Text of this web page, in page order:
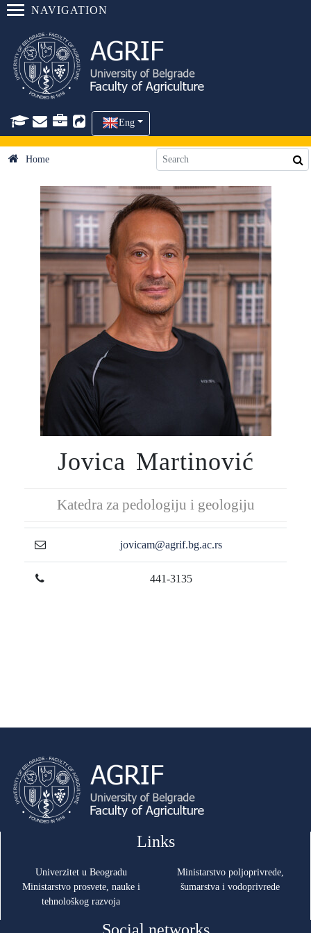
NAVIGATION
Eng
Home
Jovica Martinović
Katedra za pedologiju i geologiju
jovicam@agrif.bg.ac.rs
441-3135
Links
Univerzitet u Beogradu
Ministarstvo prosvete, nauke i
tehnološkog razvoja
Ministarstvo poljoprivrede,
šumarstva i vodoprivrede